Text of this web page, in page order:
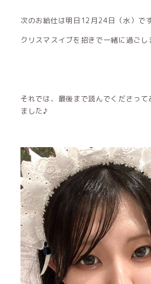
次のお給仕は明日12月24日（水）で
クリスマスイブを招きで一緒に過ごし
それでは、最後まで読んでくださって
ました♪